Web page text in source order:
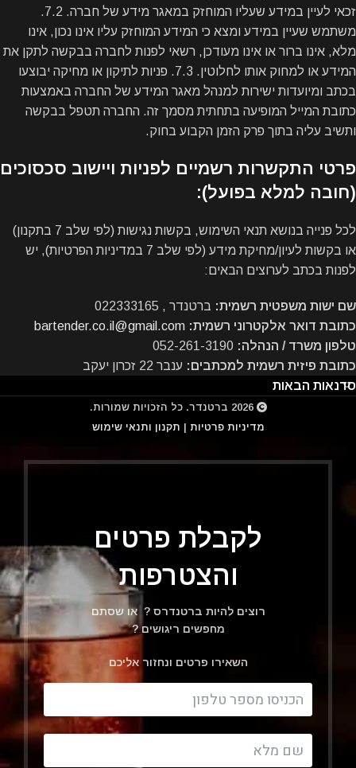
זכאי לעיין במידע שעליו המוחזק במאגר מידע של חברה. 7.2.
משתמש שעיין במידע ומצא כי המידע המוחזק עליו אינו נכון, אינו
מלא, אינו ברור או אינו מעודכן, רשאי לפנות לחברה בבקשה לתקן את
המידע או למחוק אותו לחלוטין. 7.3. פניות לתיקון או מחיקה יבוצעו
בכתב ומיועדות ישירות למנהל מאגר המידע של החברה באמצעות
כתובת המייל המופיעה בתחתית מסמך זה. החברה תטפל בבקשה
ותשיב עליה בתוך פרק הזמן הקבוע בחוק.
פרטי התקשרות רשמיים לפניות ויישוב סכסוכים
(חובה למלא בפועל):
לכל פנייה בנושא תנאי השימוש, בקשות נגישות (לפי שלב 7 בתקנון)
או בקשות לעיון/מחיקת מידע (לפי שלב 7 במדיניות הפרטיות), יש
לפנות בכתב לערוצים הבאים:
שם ישות משפטית רשמית: ברטנדר , 022333165
כתובת דואר אלקטרוני רשמית: bartender.co.il@gmail.com
טלפון משרד / הנהלה:
כתובת פיזית רשמית למכתבים: ענבר 22 זכרון יעקב
סדנאות הבאות
2026 ברטנדר. כל הזכויות שמורות.
מדיניות פרטיות | תקנון ותנאי שימוש
לקבלת פרטים
והצטרפות
רוצים להיות ברטנדרס ? או שסתם
מחפשים ריגושים ?
השאירו פרטים ונחזור אליכם